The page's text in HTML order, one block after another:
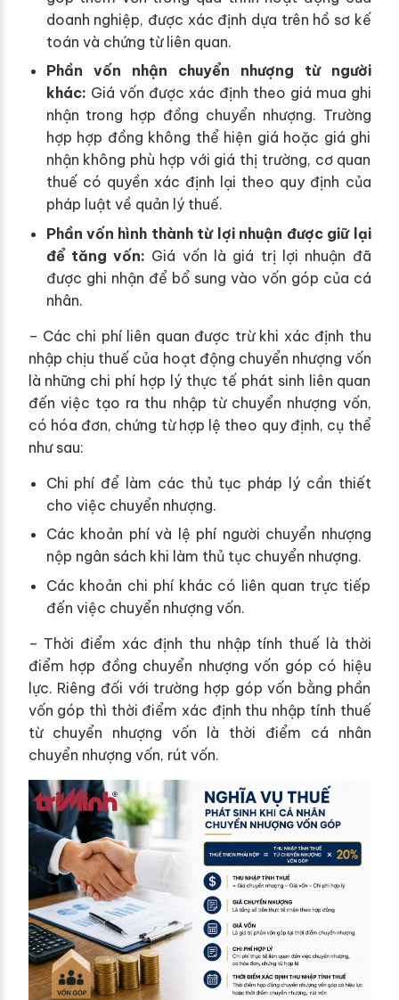
doanh nghiệp, được xác định dựa trên hồ sơ kế
toán và chứng từ liên quan.
Phần vốn nhận chuyển nhượng từ người
khác: Giá vốn được xác định theo giá mua ghi
nhận trong hợp đồng chuyển nhượng. Trường
hợp hợp đồng không thể hiện giá hoặc giá ghi
nhận không phù hợp với giá thị trường, cơ quan
thuế có quyền xác định lại theo quy định của
pháp luật về quản lý thuế.
Phần vốn hình thành từ lợi nhuận được giữ lại
để tăng vốn: Giá vốn là giá trị lợi nhuận đã
được ghi nhận để bổ sung vào vốn góp của cá
nhân.
– Các chi phí liên quan được trừ khi xác định thu
nhập chịu thuế của hoạt động chuyển nhượng vốn
là những chi phí hợp lý thực tế phát sinh liên quan
đến việc tạo ra thu nhập từ chuyển nhượng vốn,
có hóa đơn, chứng từ hợp lệ theo quy định, cụ thể
như sau:
Chi phí để làm các thủ tục pháp lý cần thiết
cho việc chuyển nhượng.
Các khoản phí và lệ phí người chuyển nhượng
nộp ngân sách khi làm thủ tục chuyển nhượng.
Các khoản chi phí khác có liên quan trực tiếp
đến việc chuyển nhượng vốn.
– Thời điểm xác định thu nhập tính thuế là thời
điểm hợp đồng chuyển nhượng vốn góp có hiệu
lực. Riêng đối với trường hợp góp vốn bằng phần
vốn góp thì thời điểm xác định thu nhập tính thuế
từ chuyển nhượng vốn là thời điểm cá nhân
chuyển nhượng vốn, rút vốn.